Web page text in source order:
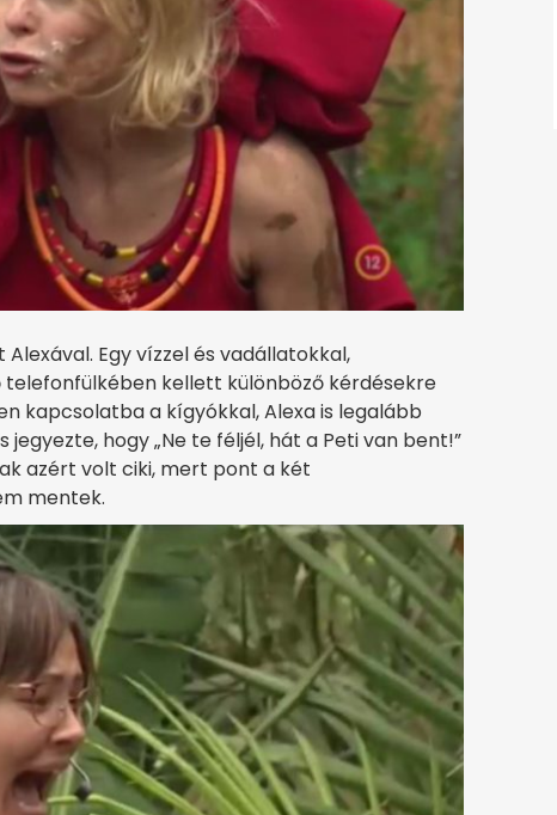
Egy vízzel és vadállatokkal,
kellett különböző kérdésekre
kapcsolatba a kígyókkal, Alexa is legalább
hogy „Ne te féljél, hát a Peti van bent!”
azért volt ciki, mert pont a két
mentek.